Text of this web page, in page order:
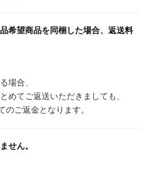
希望商品を同梱した場合、返送料
場合、
めてご返送いただきましても、
ご返金となります。
せん。